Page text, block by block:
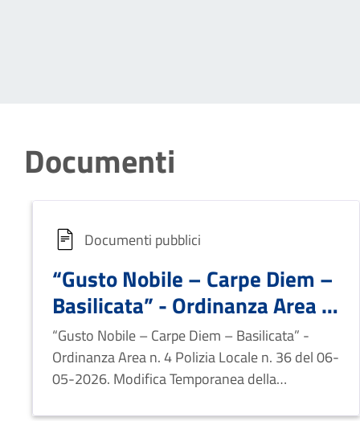
Documenti
Documenti pubblici
“Gusto Nobile – Carpe Diem –
Basilicata” - Ordinanza Area n.
4 Polizia Locale n. 36 del 06-
05-2026. Modifica
Temporanea della Circolazione
Stradale.
“Gusto Nobile – Carpe Diem – Basilicata” -
Ordinanza Area n. 4 Polizia Locale n. 36 del 06-
05-2026. Modifica Temporanea della